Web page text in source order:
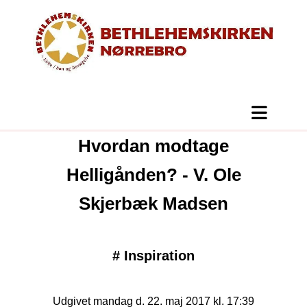
Hvordan modtage
Helligånden? - V. Ole
Skjerbæk Madsen
# Inspiration
Udgivet mandag d. 22. maj 2017 kl. 17:39